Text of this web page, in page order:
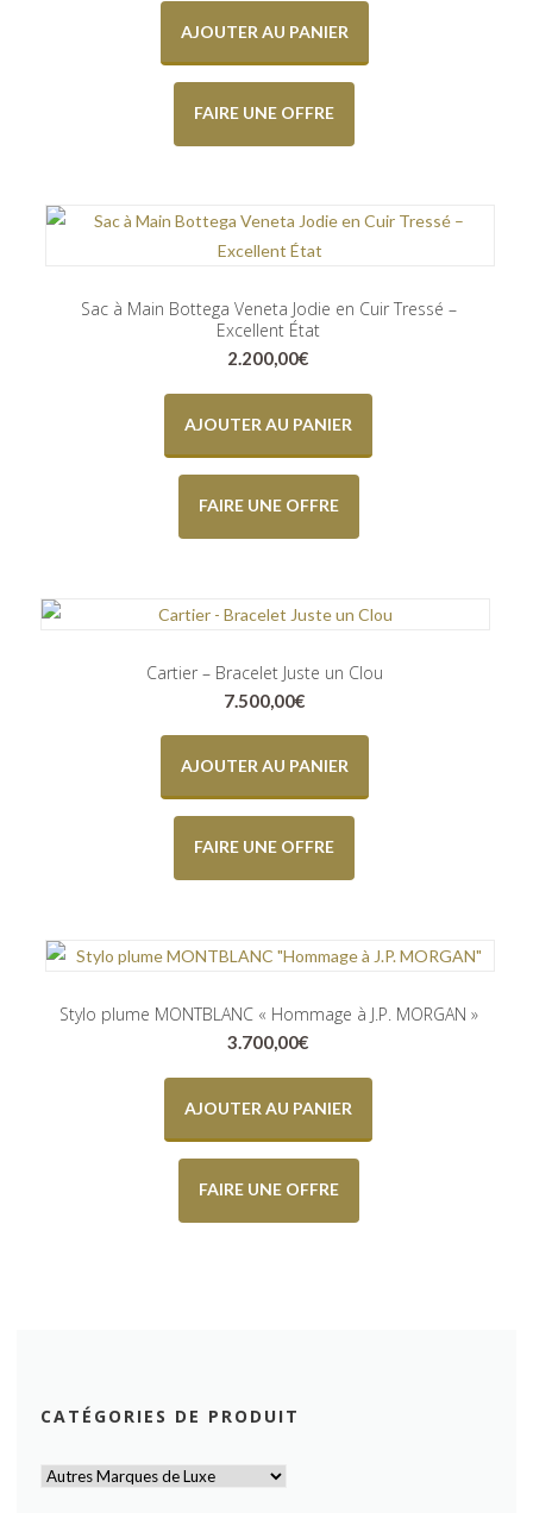
AJOUTER AU PANIER
FAIRE UNE OFFRE
Sac à Main Bottega Veneta Jodie en Cuir Tressé –
Excellent État
2.200,00€
AJOUTER AU PANIER
FAIRE UNE OFFRE
Cartier – Bracelet Juste un Clou
7.500,00€
AJOUTER AU PANIER
FAIRE UNE OFFRE
Stylo plume MONTBLANC « Hommage à J.P. MORGAN »
3.700,00€
AJOUTER AU PANIER
FAIRE UNE OFFRE
CATÉGORIES DE PRODUIT